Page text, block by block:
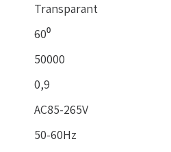
Transparant
60⁰
50000
0,9
AC85-265V
50-60Hz